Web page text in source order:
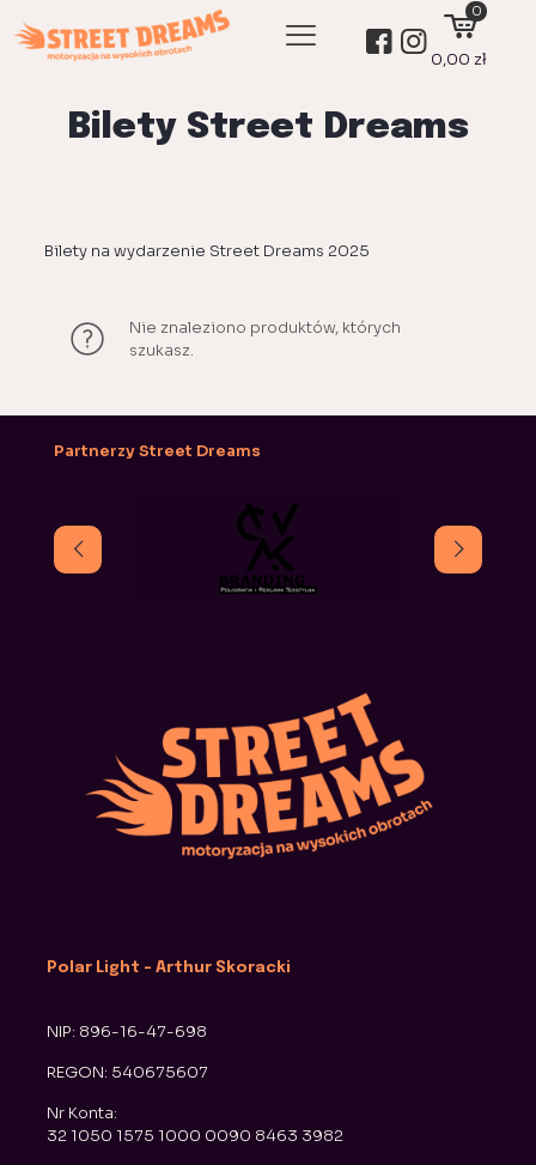
0
0,00 zł
Bilety Street Dreams
Bilety na wydarzenie Street Dreams 2025
Nie znaleziono produktów, których
szukasz.
Partnerzy Street Dreams
Polar Light - Arthur Skoracki
NIP: 896-16-47-698
REGON: 540675607
Nr Konta:
32 1050 1575 1000 0090 8463 3982